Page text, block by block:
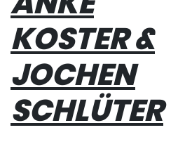
KOSTER &
JOCHEN
SCHLÜTER